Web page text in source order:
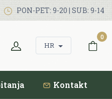
PON-PET: 9-20 | SUB: 9-14
HR
0
Kontakt